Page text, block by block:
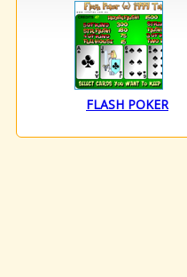
FLASH POKER